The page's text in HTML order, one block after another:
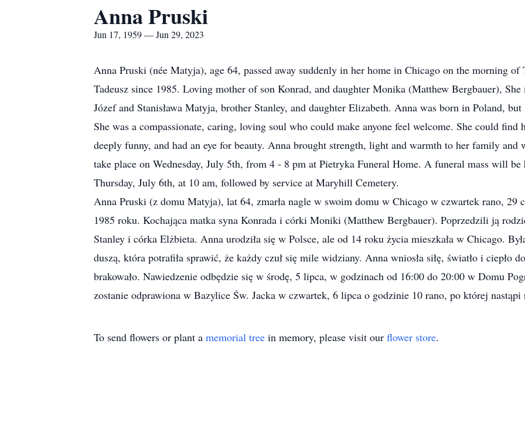
Anna Pruski
Jun 17, 1959 — Jun 29, 2023
Anna Pruski (née Matyja), age 64, passed away suddenly in her home in Chicago on the morning
Tadeusz since 1985. Loving mother of son Konrad, and daughter Monika (Matthew Bergbauer), She
Józef and Stanisława Matyja, brother Stanley, and daughter Elizabeth. Anna was born in Poland,
She was a compassionate, caring, loving soul who could make anyone feel welcome. She could find
deeply funny, and had an eye for beauty. Anna brought strength, light and warmth to her family
take place on Wednesday, July 5th, from 4 - 8 pm at Pietryka Funeral Home. A funeral mass will
Thursday, July 6th, at 10 am, followed by service at Maryhill Cemetery.
Anna Pruski (z domu Matyja), lat 64, zmarła nagle w swoim domu w Chicago w czwartek rano, 29
1985 roku. Kochająca matka syna Konrada i córki Moniki (Matthew Bergbauer). Poprzedzili ją
Stanley i córka Elżbieta. Anna urodziła się w Polsce, ale od 14 roku życia mieszkała w Chicago.
duszą, która potrafiła sprawić, że każdy czuł się mile widziany. Anna wniosła siłę, światło i ciepło
brakowało. Nawiedzenie odbędzie się w środę, 5 lipca, w godzinach od 16:00 do 20:00 w Domu
zostanie odprawiona w Bazylice Św. Jacka w czwartek, 6 lipca o godzinie 10 rano, po której
To send flowers or plant a memorial tree in memory, please visit our flower store.